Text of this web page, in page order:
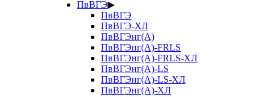
ПвВГЭ▶
ПвВГЭ
ПвВГЭ-ХЛ
ПвВГЭнг(А)
ПвВГЭнг(А)-FRLS
ПвВГЭнг(А)-FRLS-ХЛ
ПвВГЭнг(А)-LS
ПвВГЭнг(А)-LS-ХЛ
ПвВГЭнг(А)-ХЛ